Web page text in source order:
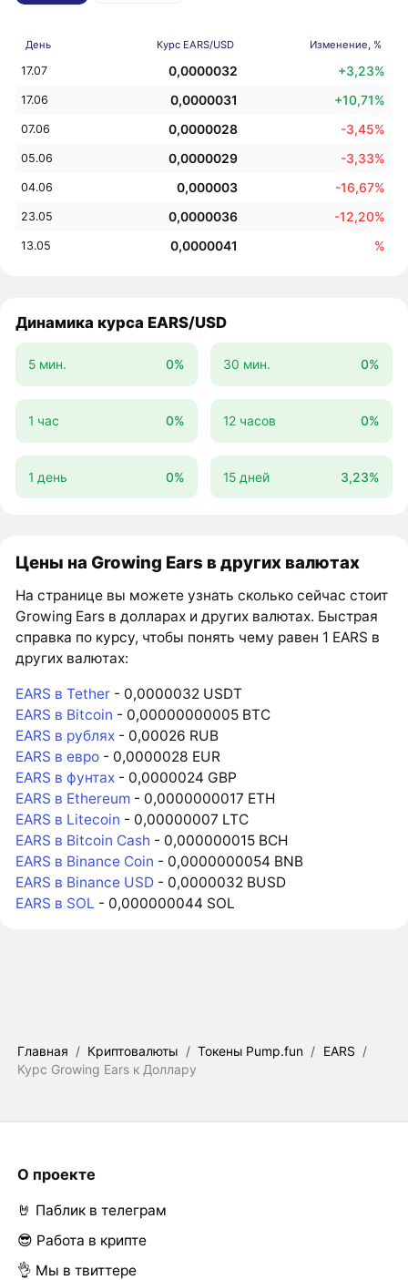
День Курс EARS/USD Изменение, %
17.07 0,0000032 +3,23%
17.06 0,0000031 +10,71%
07.06 0,0000028 -3,45%
05.06 0,0000029 -3,33%
04.06 0,000003 -16,67%
23.05 0,0000036 -12,20%
13.05 0,0000041 %
Динамика курса EARS/USD
5 мин. 0% 30 мин. 0%
1 час 0% 12 часов 0%
1 день 0% 15 дней 3,23%
Цены на Growing Ears в других валютах
На странице вы можете узнать сколько сейчас стоит
Growing Ears в долларах и других валютах. Быстрая
справка по курсу, чтобы понять чему равен 1 EARS в
других валютах:
EARS в Tether - 0,0000032 USDT
EARS в Bitcoin - 0,00000000005 BTC
EARS в рублях - 0,00026 RUB
EARS в евро - 0,0000028 EUR
EARS в фунтах - 0,0000024 GBP
EARS в Ethereum - 0,0000000017 ETH
EARS в Litecoin - 0,00000007 LTC
EARS в Bitcoin Cash - 0,000000015 BCH
EARS в Binance Coin - 0,0000000054 BNB
EARS в Binance USD - 0,0000032 BUSD
EARS в SOL - 0,000000044 SOL
Главная / Криптовалюты / Токены Pump.fun / EARS /
Курс Growing Ears к Доллару
О проекте
🤘 Паблик в телеграм
😎 Работа в крипте
👌 Мы в твиттере